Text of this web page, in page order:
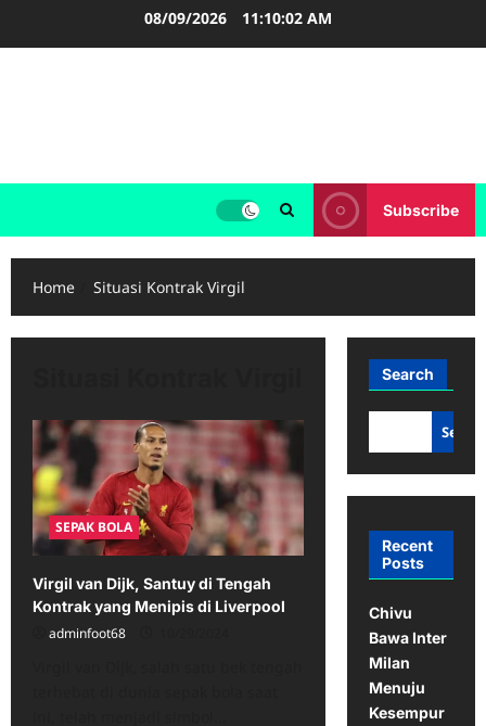
08/09/2026 11:10:02 AM
Subscribe
Home Situasi Kontrak Virgil
SEPAK BOLA
Virgil van Dijk, Santuy di Tengah
Kontrak yang Menipis di Liverpool
adminfoot68
Search
Recent
Posts
Chivu
Bawa Inter
Milan
Menuju
Kesempur